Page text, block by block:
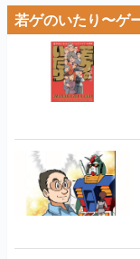
若ゲのいたり〜ゲ